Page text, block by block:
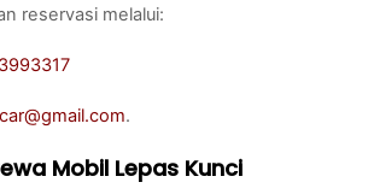
reservasi melalui:
.
Mobil Lepas Kunci